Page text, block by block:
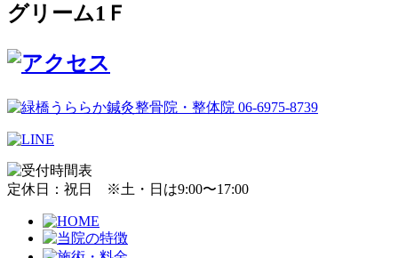
グリーム1Ｆ
定休日：祝日 ※土・日は9:00〜17:00